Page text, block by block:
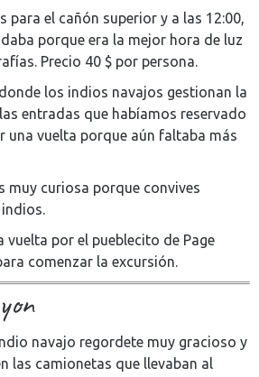
para el cañón superior y a las 12:00,
porque era la mejor hora de luz
Precio 40 $ por persona.
los indios navajos gestionan la
entradas que habíamos reservado
una vuelta porque aún faltaba más
muy curiosa porque convives
vuelta por el pueblecito de Page
comenzar la excursión.
navajo regordete muy gracioso y
las camionetas que llevaban al